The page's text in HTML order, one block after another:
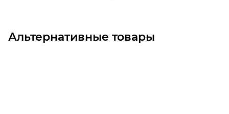
Альтернативные товары